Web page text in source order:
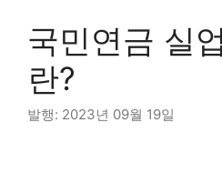
국민연금 실
란?
2023년 09월 19일